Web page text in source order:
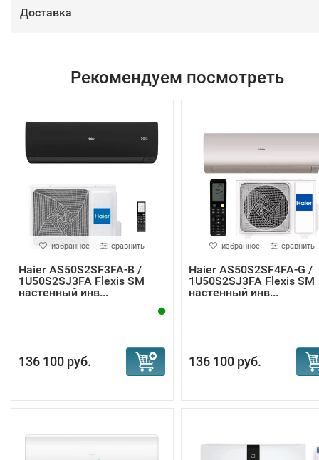
Доставка
Рекомендуем посмотреть
избранное сравнить
Haier AS50S2SF3FA-B /
1U50S2SJ3FA Flexis SM
настенный инв...
136 100 руб.
избранное сравнить
Haier AS50S2SF4FA-G /
1U50S2SJ3FA Flexis SM
настенный инв...
136 100 руб.